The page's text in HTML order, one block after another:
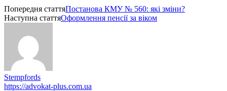
Попередня статтяПостанова КМУ № 560: які зміни?
Наступна статтяОформлення пенсії за віком
Stempfords
https://advokat-plus.com.ua